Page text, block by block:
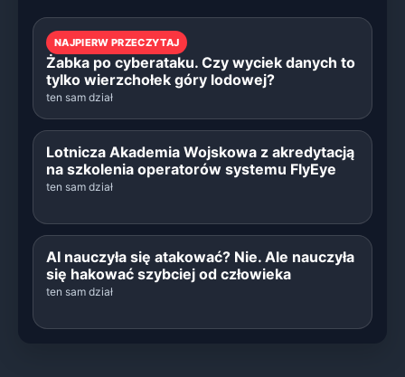
NAJPIERW PRZECZYTAJ
Żabka po cyberataku. Czy wyciek danych to
tylko wierzchołek góry lodowej?
ten sam dział
Lotnicza Akademia Wojskowa z akredytacją
na szkolenia operatorów systemu FlyEye
ten sam dział
AI nauczyła się atakować? Nie. Ale nauczyła
się hakować szybciej od człowieka
ten sam dział